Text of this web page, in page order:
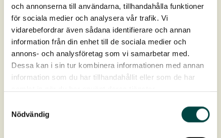
och annonserna till användarna, tillhandahålla funktioner
för sociala medier och analysera vår trafik. Vi
vidarebefordrar även sådana identifierare och annan
information från din enhet till de sociala medier och
annons- och analysföretag som vi samarbetar med.
Dessa kan i sin tur kombinera informationen med annan
information som du har tillhandahållit eller som de har
Nödvändig